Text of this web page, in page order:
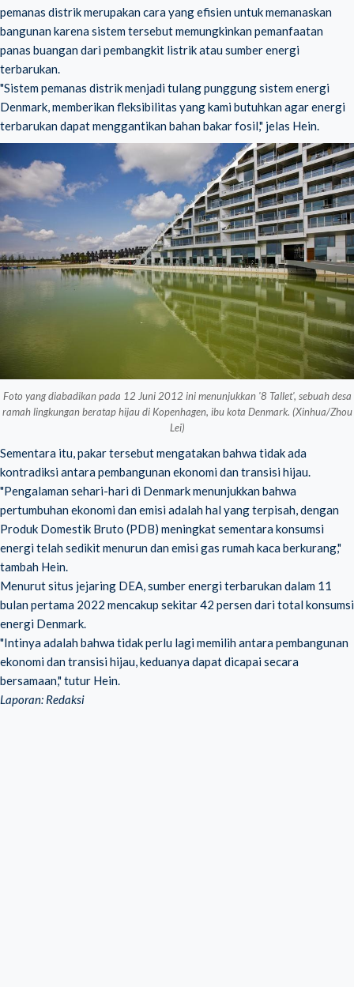
pemanas distrik merupakan cara yang efisien untuk memanaskan
bangunan karena sistem tersebut memungkinkan pemanfaatan
panas buangan dari pembangkit listrik atau sumber energi
terbarukan.
"Sistem pemanas distrik menjadi tulang punggung sistem energi
Denmark, memberikan fleksibilitas yang kami butuhkan agar energi
terbarukan dapat menggantikan bahan bakar fosil," jelas Hein.
Foto yang diabadikan pada 12 Juni 2012 ini menunjukkan '8 Tallet', sebuah desa
ramah lingkungan beratap hijau di Kopenhagen, ibu kota Denmark. (Xinhua/Zhou
Lei)
Sementara itu, pakar tersebut mengatakan bahwa tidak ada
kontradiksi antara pembangunan ekonomi dan transisi hijau.
"Pengalaman sehari-hari di Denmark menunjukkan bahwa
pertumbuhan ekonomi dan emisi adalah hal yang terpisah, dengan
Produk Domestik Bruto (PDB) meningkat sementara konsumsi
energi telah sedikit menurun dan emisi gas rumah kaca berkurang,"
tambah Hein.
Menurut situs jejaring DEA, sumber energi terbarukan dalam 11
bulan pertama 2022 mencakup sekitar 42 persen dari total konsumsi
energi Denmark.
"Intinya adalah bahwa tidak perlu lagi memilih antara pembangunan
ekonomi dan transisi hijau, keduanya dapat dicapai secara
bersamaan," tutur Hein.
Laporan: Redaksi